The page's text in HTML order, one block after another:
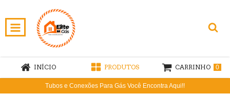
INÍCIO PRODUTOS CARRINHO 0
Tubos e Conexões Para Gás Você Encontra Aqui!!